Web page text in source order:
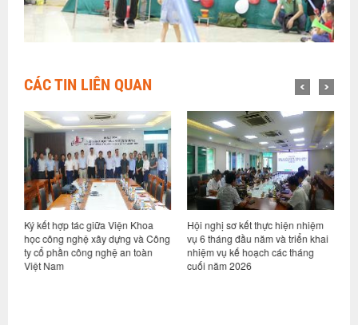
CÁC TIN LIÊN QUAN
Ký kết hợp tác giữa Viện Khoa
học công nghệ xây dựng và Công
ty cổ phần công nghệ an toàn
Việt Nam
Hội nghị sơ kết thực hiện nhiệm
vụ 6 tháng đầu năm và triển khai
nhiệm vụ kế hoạch các tháng
cuối năm 2026